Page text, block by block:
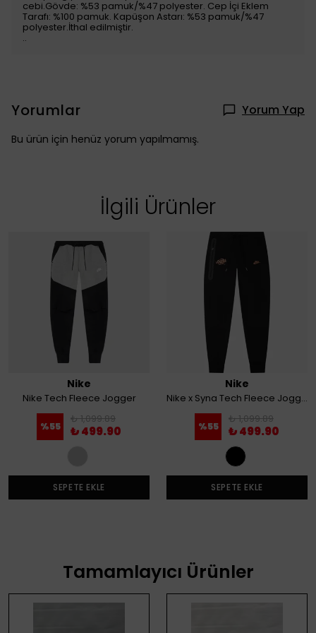
cebi.Gövde: %53 pamuk/%47 polyester. Cep İçi Eklem
Tarafı: %100 pamuk. Kapüşon Astarı: %53 pamuk/%47
polyester.İthal edilmiştir.
..
Yorumlar Yorum Yap
Bu ürün için henüz yorum yapılmamış.
İlgili Ürünler
Nike
Nike Tech Fleece Jogger
%55
₺ 1,099.89
₺ 499.90
SEPETE EKLE
Nike
Nike x Syna Tech Fleece Jogger
%55
₺ 1,099.89
₺ 499.90
SEPETE EKLE
Tamamlayıcı Ürünler